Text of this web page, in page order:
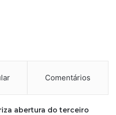
Comentários
abertura do terceiro